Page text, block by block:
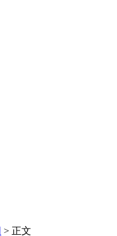
> 正文